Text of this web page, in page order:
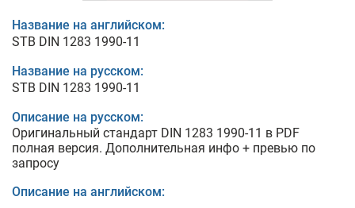
Название на английском:
STB DIN 1283 1990-11
Название на русском:
STB DIN 1283 1990-11
Описание на русском:
Оригинальный стандарт DIN 1283 1990-11 в PDF
полная версия. Дополнительная инфо + превью по
запросу
Описание на английском: